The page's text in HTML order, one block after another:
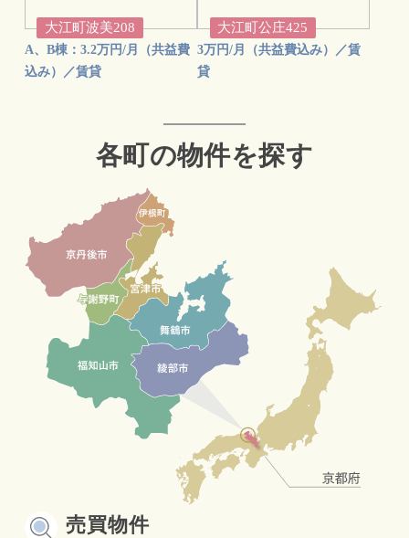
大江町波美208
A、B棟：3.2万円/月（共益費
込み）／賃貸
大江町公庄425
3万円/月（共益費込み）／賃
貸
各町の物件を探す
売買物件